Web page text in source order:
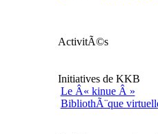
ActivitÃ©s
Initiatives de KKB
Le Â« kinue Â »
BibliothÃ¨que